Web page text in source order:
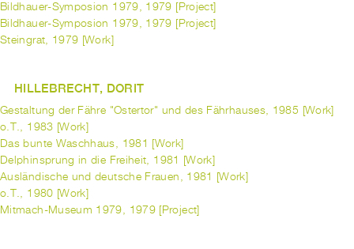
Bildhauer-Symposion 1979, 1979 [Project]
Bildhauer-Symposion 1979, 1979 [Project]
Steingrat, 1979 [Work]
HILLEBRECHT, DORIT
Gestaltung der Fähre "Ostertor" und des Fährhauses, 1985 [Work]
o.T., 1983 [Work]
Das bunte Waschhaus, 1981 [Work]
Delphinsprung in die Freiheit, 1981 [Work]
Ausländische und deutsche Frauen, 1981 [Work]
o.T., 1980 [Work]
Mitmach-Museum 1979, 1979 [Project]